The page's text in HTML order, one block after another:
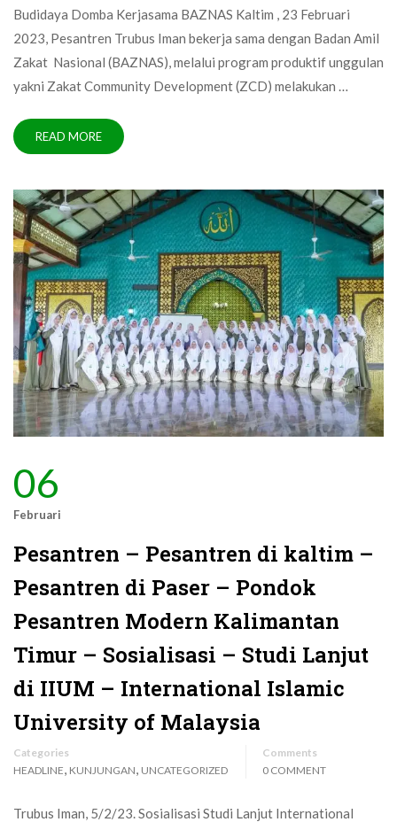
Budidaya Domba Kerjasama BAZNAS Kaltim , 23 Februari
2023, Pesantren Trubus Iman bekerja sama dengan Badan Amil
Zakat Nasional (BAZNAS), melalui program produktif unggulan
yakni Zakat Community Development (ZCD) melakukan …
READ MORE
06
Februari
Pesantren – Pesantren di kaltim –
Pesantren di Paser – Pondok
Pesantren Modern Kalimantan
Timur – Sosialisasi – Studi Lanjut
di IIUM – International Islamic
University of Malaysia
Categories
HEADLINE KUNJUNGAN UNCATEGORIZED
Comments
0 COMMENT
Trubus Iman, 5/2/23. Sosialisasi Studi Lanjut International